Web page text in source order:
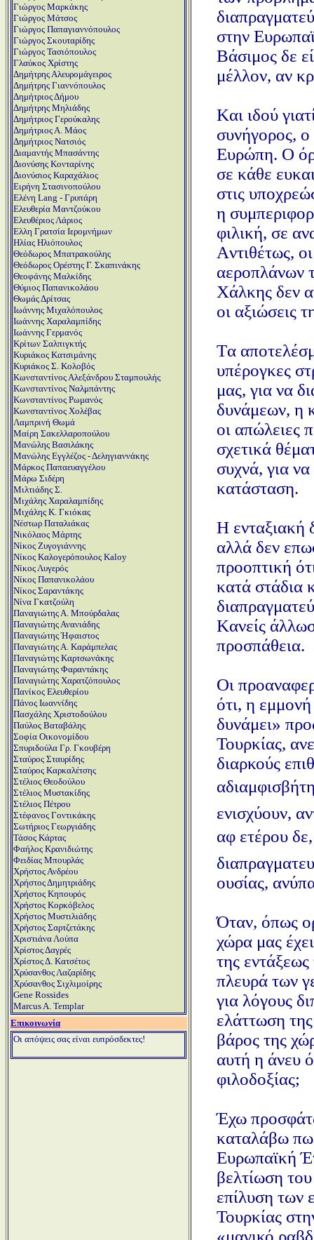
Γιώργος Μαρκάκης
Γιώργος Μάτσος
Γιώργος Παπαγιαννόπουλος
Γιώργος Σκουταρίδης
Γιώργος Τασιόπουλος
Γλαύκος Χρίστης
Δημήτρης Αλευρομάγειρος
Δημήτρης Γιαννόπουλος
Δημήτριος Δήμου
Δημήτρης Μηλιάδης
Δημήτριος Γερούκαλης
Δημήτριος Α. Μάος
Δημήτριος Νατσιός
Διαμαντής Μπασάντης
Διονύσης Κονταρίνης
Διονύσιος Καραχάλιος
Ειρήνη Στασινοπούλου
Ελένη Lang - Γρυπάρη
Ελευθερία Μαντζούκου
Ελευθέριος Λάριος
Ελλη Γρατσία Ιερομνήμων
Ηλίας Ηλιόπουλος
Θεόδωρος Μπατρακούλης
Θεόδωρος Ορέστης Γ. Σκαπινάκης
Θεοφάνης Μαλκίδης
Θύμιος Παπανικολάου
Θωμάς Δρίτσας
Ιωάννης Μιχαλόπουλος
Ιωάννης Χαραλαμπίδης
Ιωάννης Γερμανός
Κρίτων Σαλπιγκτής
Κυριάκος Κατσιμάνης
Κυριάκος Σ. Κολοβός
Κωνσταντίνος Αλεξάνδρου Σταμπουλής
Κωνσταντίνος Ναλμπάντης
Κωνσταντίνος Ρωμανός
Κωνσταντίνος Χολέβας
Λαμπρινή Θωμά
Μαίρη Σακελλαροπούλου
Μανώλης Βασιλάκης
Μανώλης Εγγλέζος - Δεληγιαννάκης
Μάρκος Παπαευαγγέλου
Μάρω Σιδέρη
Μιλτιάδης Σ.
Μιχάλης Χαραλαμπίδης
Μιχάλης Κ. Γκιόκας
Νέστωρ Παταλιάκας
Νικόλαος Μάρτης
Νίκος Ζυγογιάννης
Νίκος Καλογερόπουλος Kaloy
Νίκος Λυγερός
Νίκος Παπανικολάου
Νίκος Σαραντάκης
Νίνα Γκατζούλη
Παναγιώτης Α. Μπούρδαλας
Παναγιώτης Ανανιάδης
Παναγιώτης Ήφαιστος
Παναγιώτης Α. Καράμπελας
Παναγιώτης Καρτσωνάκης
Παναγιώτης Φαραντάκης
Παναγιώτης Χαρατζόπουλος
Πανίκος Ελευθερίου
Πάνος Ιωαννίδης
Πασχάλης Χριστοδούλου
Παύλος Βαταβάλης
Σοφία Οικονομίδου
Σπυριδούλα Γρ. Γκουβέρη
Σταύρος Σταυρίδης
Σταύρος Καρκαλέτσης
Στέλιος Θεοδούλου
Στέλιος Μυστακίδης
Στέλιος Πέτρου
Στέφανος Γοντικάκης
Σωτήριος Γεωργιάδης
Τάσος Κάρτας
Φαήλος Κρανιδιώτης
Φειδίας Μπουρλάς
Χρήστος Ανδρέου
Χρήστος Δημητριάδης
Χρήστος Κηπουρός
Χρήστος Κορκόβελος
Χρήστος Μυστιλιάδης
Χρήστος Σαρτζετάκης
Χριστιάνα Λούπα
Χρίστος Δαγρές
Χρίστος Δ. Κατσέτος
Χρύσανθος Λαζαρίδης
Χρύσανθος Σιχλιμοίρης
Gene Rossides
Marcus A. Templar
Επικοινωνία
Οι απόψεις σας είναι ευπρόσδεκτες!
στην
Bάσιμος δε
μέλλον, αν
Kαι ιδού
συνήγορος, ο
Eυρώπη. O
σε κάθε
στις
η
φιλική, σε
Aντιθέτως,
αεροπλάνων
Xάλκης δεν
οι αξιώσεις
Tα
υπέρογκες
μας, για να
δυνάμεων, η
οι απώλειες
σχετικά
συχνά, για
κατάσταση.
H ενταξιακή
αλλά δεν
προοπτική
κατά στάδια
Kανείς
προσπάθεια.
Οι
ότι, η
δυνάμει»
Τουρκίας,
διαρκούς
ενισχύουν,
αφ ετέρου
ουσίας,
Όταν, όπως
χώρα μας
της
πλευρά των
για λόγους
ελάττωση
βάρος της
αυτή η άνευ
φιλοδοξίας;
Έχω
καταλάβω
Ευρωπαϊκή
βελτίωση
επίλυση των
Τουρκίας